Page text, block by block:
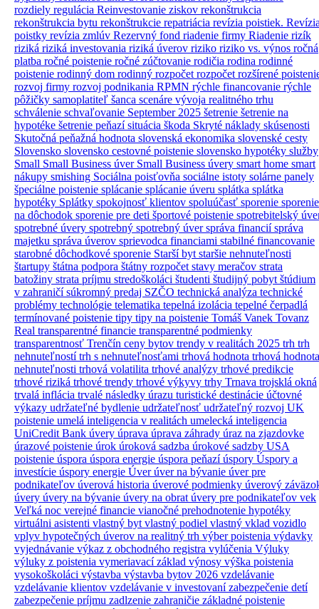
rozdiely regulácia Reinvestovanie ziskov rekonštrukcia
rekonštrukcia bytu rekonštrukcie repatriácia revízia poistiek.
poistky revízia zmlúv Rezervný fond riadenie firmy Riadenie rizík
riziká riziká investovania riziká úverov riziko riziko vs. výnos ročná
platba ročné poistenie ročné zúčtovanie rodičia rodina rodinné
poistenie rodinný dom rodinný rozpočet rozpočet rozšírené
rozvoj firmy rozvoj podnikania RPMN rýchle financovanie rýchle
pôžičky samoplatiteľ šanca scenáre vývoja realitného trhu
schválenie schvaľovanie September 2025 šetrenie šetrenie na
hypotéke šetrenie peňazísituácia škoda Skryté náklady skúsenosti
Skutočná peňažná hodnota slovenská ekonomika slovenské cesty
Slovensko slovensko cestovné poistenie slovensko hypotéky služby
Small Small Business úver Small Business úvery smart home smart
nákupy smishing Sociálna poisťovňa sociálne istoty solárne panely
špeciálne poistenie splácanie splácanie úveru splátka splátka
hypotéky Splátky spokojnosť klientov spoluúčasť sporenie sporenie
na dôchodok sporenie pre deti športové poistenie spotrebitelský
spotrebné úvery spotrebný spotrebný úverspráva financiíspráva
majetku správa úverov sprievodca financiami stabilné financovanie
starobné dôchodkové sporenie Starší byt staršie nehnuteľnosti
štartupy štátna podpora štátny rozpočet stavy meračov strata
batožiny strata príjmu stredoškoláci študenti študijný pobyt štúdium
v zahraničísúkromný predaj SZČO technická analýza technické
problémy technológie telematika tepelná izolácia tepelné čerpadlá
termínované poistenie tipy tipy na poistenie Tomáš Vanek Tovanz
Real transparentné financie transparentné podmienky
transparentnosť Trenčín ceny bytov trendy v realitách 2025 trh trh
nehnuteľnostítrh s nehnuteľnosťami trhová hodnota trhová hodnota
nehnuteľnosti trhová volatilita trhové analýzy trhové predikcie
trhové riziká trhové trendy trhové výkyvy trhy Trnava trojsklá okná
trvalá inflácia trvalé následky úrazu turistické destinácie účtovné
výkazy udržateľné bydlenie udržateľnosť udržateľný rozvoj UK
poistenie umelá inteligencia v realitách umelecká inteligencia
UniCredit Bank úvery úprava úprava záhrady úraz na zjazdovke
úrazové poistenie úrok úroková sadzba úrokové sadzby USA
poistenie úspora úspora energie úspora peňazíúspory Úspory a
investície úspory energie Úverúver na bývanie úver pre
podnikateľov úverová historia úverové podmienky úverový
úvery úvery na bývanie úvery na obrat úvery pre podnikateľov vek
Veľká noc verejné financie vianočné prehodnotenie hypotéky
virtuálni asistenti vlastný byt vlastný podiel vlastný vklad vozidlo
vplyv hypotečných úverov na realitný trh výber poistenia výdavky
vyjednávanie výkaz z obchodného registra vylúčenia Výluky
výluky z poistenia vymeriavací základ výnosy výška poistenia
vysokoškoláci výstavba výstavba bytov 2026 vzdelávanie
vzdelávanie klientov vzdelávanie v investovanízabezpečenie detí
zabezpečenie príjmu zadlzenie zahraničie základné poistenie